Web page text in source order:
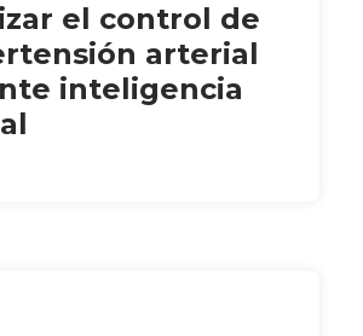
el control de
arterial
inteligencia